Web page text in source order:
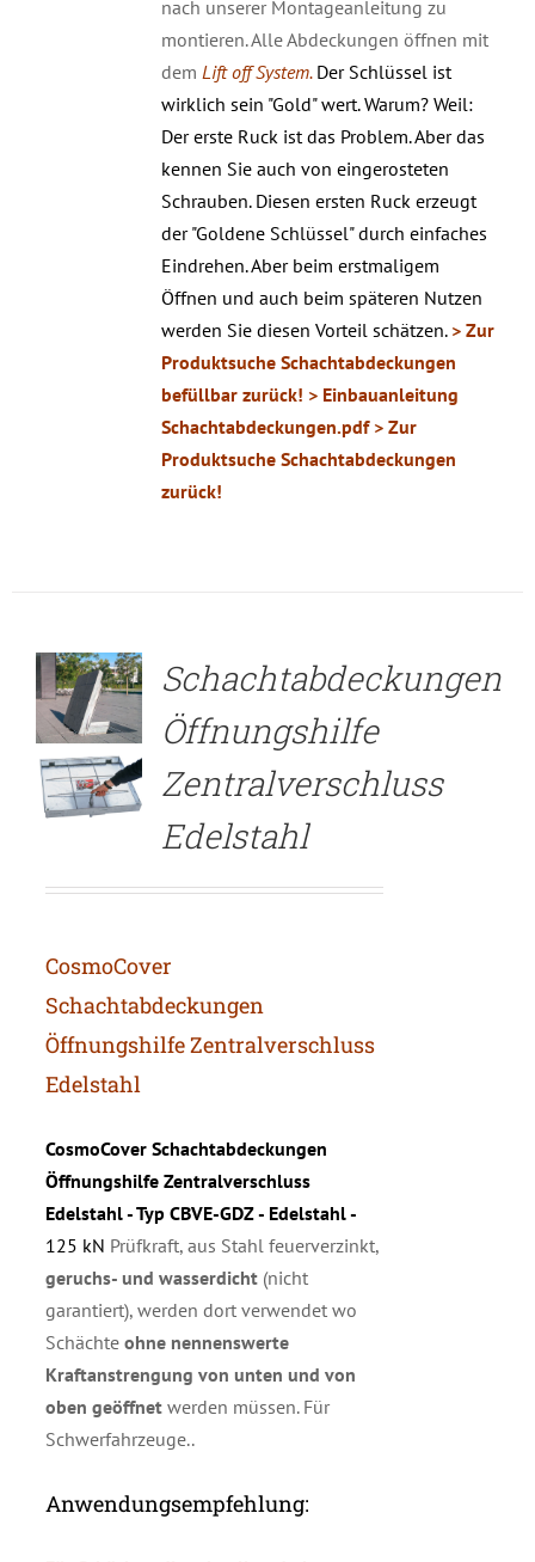
nach unserer Montageanleitung zu
montieren. Alle Abdeckungen öffnen mit
dem Lift off System. Der Schlüssel ist
wirklich sein "Gold" wert. Warum? Weil:
Der erste Ruck ist das Problem. Aber das
kennen Sie auch von eingerosteten
Schrauben. Diesen ersten Ruck erzeugt
der "Goldene Schlüssel" durch einfaches
Eindrehen. Aber beim erstmaligem
Öffnen und auch beim späteren Nutzen
werden Sie diesen Vorteil schätzen. > Zur
Produktsuche Schachtabdeckungen
befüllbar zurück! > Einbauanleitung
Schachtabdeckungen.pdf > Zur
Produktsuche Schachtabdeckungen
zurück!
Schachtabdeckungen
Öffnungshilfe
Zentralverschluss
Edelstahl
CosmoCover
Schachtabdeckungen
Öffnungshilfe Zentralverschluss
Edelstahl
CosmoCover Schachtabdeckungen
Öffnungshilfe Zentralverschluss
Edelstahl - Typ CBVE-GDZ - Edelstahl -
125 kN Prüfkraft, aus Stahl feuerverzinkt,
geruchs- und wasserdicht(nicht
garantiert), werden dort verwendet wo
Schächte ohne nennenswerte
Kraftanstrengung von unten und von
oben geöffnetwerden müssen. Für
Schwerfahrzeuge..
Anwendungsempfehlung: